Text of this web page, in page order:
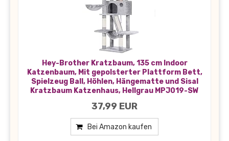
Hey-Brother Kratzbaum, 135 cm Indoor
Katzenbaum, Mit gepolsterter Plattform Bett,
Spielzeug Ball, Höhlen, Hängematte und Sisal
Kratzbaum Katzenhaus, Hellgrau MPJ019-SW
37,99 EUR
Bei Amazon kaufen